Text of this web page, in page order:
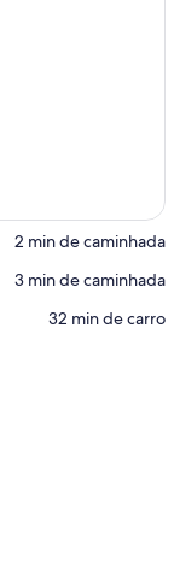
‪2 min de caminhada‬
‪3 min de caminhada‬
‪32 min de carro‬